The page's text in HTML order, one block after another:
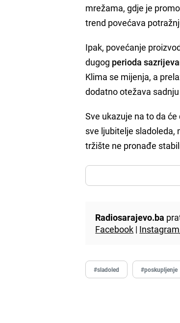
mrežama, gdje je
trend povećava
Ipak, povećanje
dugog perioda
Klima se mijenja, a
dodatno otežava
Sve ukazuje na to da
sve ljubitelje sladoleda,
tržište ne pronađe
Radiosarajevo.ba
Facebook | Instagram
#sladoled #poskupljenje